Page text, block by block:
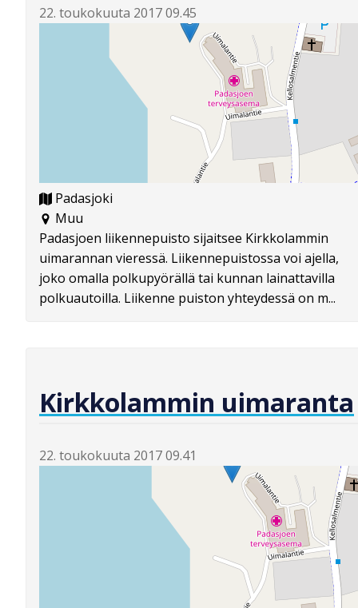
22. toukokuuta 2017 09.45
Padasjoki
Muu
Padasjoen liikennepuisto sijaitsee Kirkkolammin
uimarannan vieressä. Liikennepuistossa voi ajella,
joko omalla polkupyörällä tai kunnan lainattavilla
polkuautoilla. Liikenne puiston yhteydessä on m...
Kirkkolammin uimaranta
22. toukokuuta 2017 09.41